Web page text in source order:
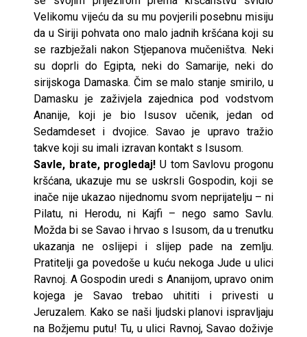
Velikomu vijeću da su mu povjerili posebnu misiju
da u Siriji pohvata ono malo jadnih kršćana koji su
se razbježali nakon Stjepanova mučeništva. Neki
su doprli do Egipta, neki do Samarije, neki do
sirijskoga Damaska. Čim se malo stanje smirilo, u
Damasku je zaživjela zajednica pod vodstvom
Ananije, koji je bio Isusov učenik, jedan od
Sedamdeset i dvojice. Savao je upravo tražio
takve koji su imali izravan kontakt s Isusom.
Savle, brate, progledaj! U tom Savlovu progonu
kršćana, ukazuje mu se uskrsli Gospodin, koji se
inače nije ukazao nijednomu svom neprijatelju – ni
Pilatu, ni Herodu, ni Kajfi – nego samo Savlu.
Možda bi se Savao i hrvao s Isusom, da u trenutku
ukazanja ne oslijepi i slijep pade na zemlju.
Pratitelji ga povedoše u kuću nekoga Jude u ulici
Ravnoj. A Gospodin uredi s Ananijom, upravo onim
kojega je Savao trebao uhititi i privesti u
Jeruzalem. Kako se naši ljudski planovi ispravljaju
na Božjemu putu! Tu, u ulici Ravnoj, Savao doživje